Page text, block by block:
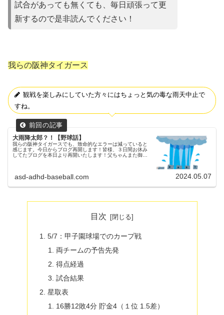
試合があって も無くても、毎日頑張って更
新するので是非読んでください！
我らの阪神タイガース
観戦を楽しみにしていた方々にはちょっと気の毒な雨天中止で
すね。
大雨降太郎？！【野球話】
我らの阪神タイガースでも、致命的なエラーは減っていると
感じます。今日からブログ再開します！皆様、３日間お休み
してたブログを本日より再開いたします！父ちゃんまた御覧
asd-adhd-baseball.com 2024.05.07
目次
5/7：甲子園球場でのカープ戦
両チームの予告先発
得点経過
試合結果
星取表
16勝12敗4分 貯金4（１位 1.5差）